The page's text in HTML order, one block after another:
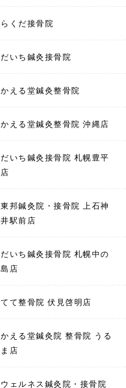
らくだ接骨院
だいち鍼灸接骨院
かえる堂鍼灸整骨院
かえる堂鍼灸整骨院 沖縄店
だいち鍼灸接骨院 札幌豊平
店
東邦鍼灸院・接骨院 上石神
井駅前店
だいち鍼灸接骨院 札幌中の
島店
てて整骨院 伏見啓明店
かえる堂鍼灸院 整骨院 うる
ま店
ウェルネス鍼灸院・接骨院